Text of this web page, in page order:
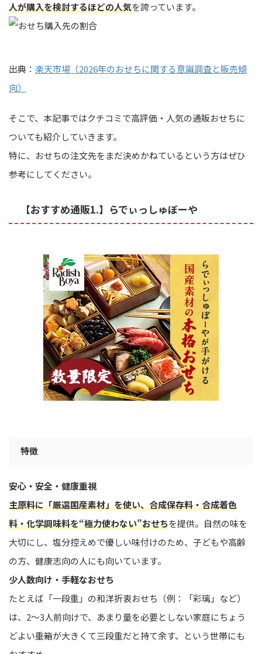
人が購入を検討するほどの人気を誇っています。
出典： 楽天市場（2026年のおせちに関する意識調査と販売傾
向）
そこで、本記事ではクチコミで高評価・人気の通販おせちに
ついても紹介していきます。
特に、おせちの注文先をまだ決めかねているという方はぜひ
参考にしてください。
【おすすめ通販1.】らでぃっしゅぼーや
特徴
安心・安全・健康重視
主原料に「厳選国産素材」を使い、合成保存料・合成着色
料・化学調味料を“極力使わない”おせちを提供。自然の味を
大切にし、塩分控えめで優しい味付けのため、子どもや高齢
の方、健康志向の人にも向いています。
少人数向け・手軽なおせち
たとえば「一段重」の和洋折衷おせち（例：「彩璃」など）
は、2〜3人前向けで、あまり量を必要としない家庭にちょう
どよい――重箱が大きくて三段重だと持て余す、という世帯にも